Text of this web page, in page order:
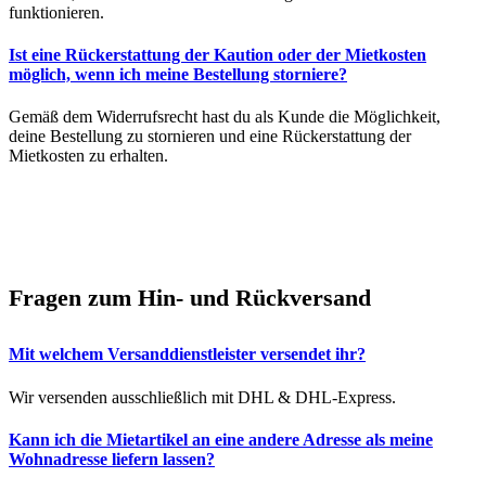
funktionieren.
Ist eine Rückerstattung der Kaution oder der Mietkosten
möglich, wenn ich meine Bestellung storniere?
Gemäß dem Widerrufsrecht hast du als Kunde die Möglichkeit,
deine Bestellung zu stornieren und eine Rückerstattung der
Mietkosten zu erhalten.
Fragen zum Hin- und Rückversand
Mit welchem Versanddienstleister versendet ihr?
Wir versenden ausschließlich mit DHL & DHL-Express.
Kann ich die Mietartikel an eine andere Adresse als meine
Wohnadresse liefern lassen?